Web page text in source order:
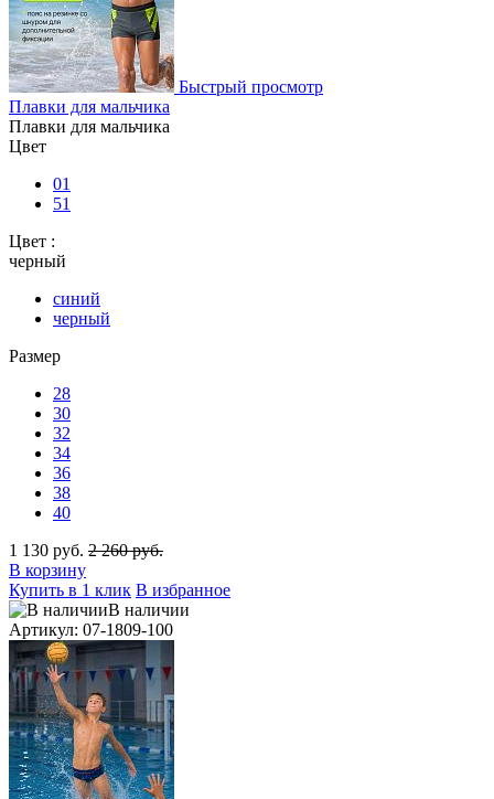
Быстрый просмотр
Плавки для мальчика
Плавки для мальчика
Цвет
01
51
Цвет :
черный
синий
черный
Размер
28
30
32
34
36
38
40
1 130 руб. 2 260 руб.
В корзину
Купить в 1 клик В избранное
В наличии
Артикул: 07-1809-100